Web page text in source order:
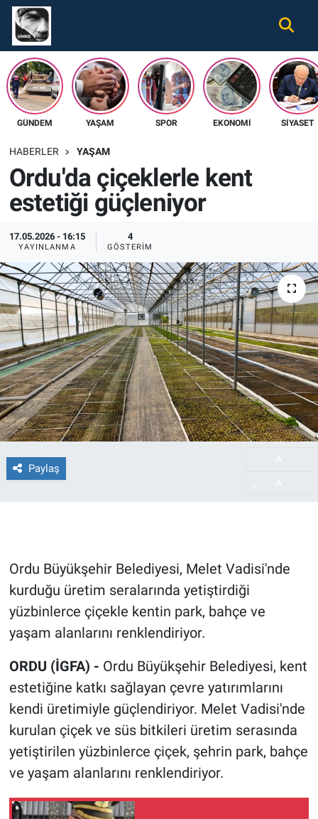
GÜNDEM YAŞAM SPOR EKONOMI SIYASET
HABERLER YAŞAM
Ordu'da çiçeklerle kent
estetiği güçleniyor
17.05.2026 - 16:15
YAYINLANMA
4
GÖSTERIM
Paylaş
Ordu Büyükşehir Belediyesi, Melet Vadisi'nde
kurduğu üretim seralarında yetiştirdiği
yüzbinlerce çiçekle kentin park, bahçe ve
yaşam alanlarını renklendiriyor.
ORDU (İGFA) - Ordu Büyükşehir Belediyesi, kent
estetiğine katkı sağlayan çevre yatırımlarını
kendi üretimiyle güçlendiriyor. Melet Vadisi'nde
kurulan çiçek ve süs bitkileri üretim serasında
yetiştirilen yüzbinlerce çiçek, şehrin park, bahçe
ve yaşam alanlarını renklendiriyor.
Gündem
Ekonomi
Spor
Tüm Haberler
İletişim
Künye
Nöbetçi Eczaneler
Hava Durumu
Namaz Vakitleri
Süper Lig Puan Durumu ve Fikstür
Tüm Manşetler
Son Dakika Haberleri
Haber Arşivi